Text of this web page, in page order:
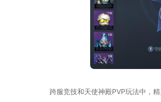
跨服竞技和天使神殿PVP玩法中，